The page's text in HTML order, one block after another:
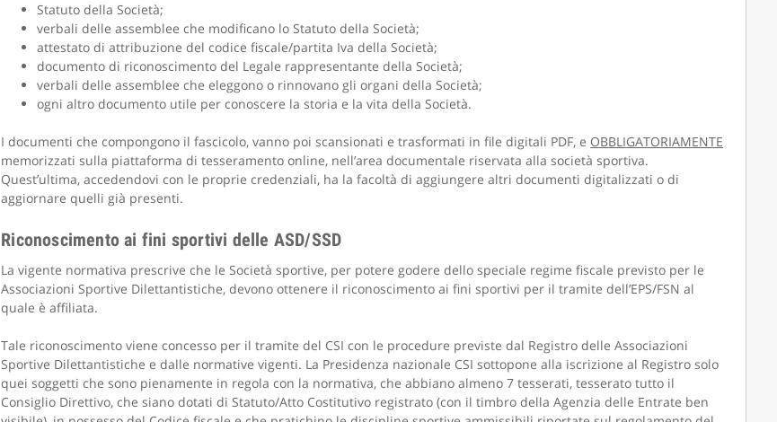
Statuto della Società;
verbali delle assemblee che modificano lo Statuto della Società;
attestato di attribuzione del codice fiscale/partita Iva della Società;
documento di riconoscimento del Legale rappresentante della Società;
verbali delle assemblee che eleggono o rinnovano gli organi della Società;
ogni altro documento utile per conoscere la storia e la vita della Società.
I documenti che compongono il fascicolo, vanno poi scansionati e trasformati in file digitali PDF, e OBBLIGATORIAMENTE
memorizzati sulla piattaforma di tesseramento online, nell’area documentale riservata alla società sportiva.
Quest’ultima, accedendovi con le proprie credenziali, ha la facoltà di aggiungere altri documenti digitalizzati o di
aggiornare quelli già presenti.
Riconoscimento ai fini sportivi delle ASD/SSD
La vigente normativa prescrive che le Società sportive, per potere godere dello speciale regime fiscale previsto per le
Associazioni Sportive Dilettantistiche, devono ottenere il riconoscimento ai fini sportivi per il tramite dell’EPS/FSN al
quale è affiliata.
Tale riconoscimento viene concesso per il tramite del CSI con le procedure previste dal Registro delle Associazioni
Sportive Dilettantistiche e dalle normative vigenti. La Presidenza nazionale CSI sottopone alla iscrizione al Registro solo
quei soggetti che sono pienamente in regola con la normativa, che abbiano almeno 7 tesserati, tesserato tutto il
Consiglio Direttivo, che siano dotati di Statuto/Atto Costitutivo registrato (con il timbro della Agenzia delle Entrate ben